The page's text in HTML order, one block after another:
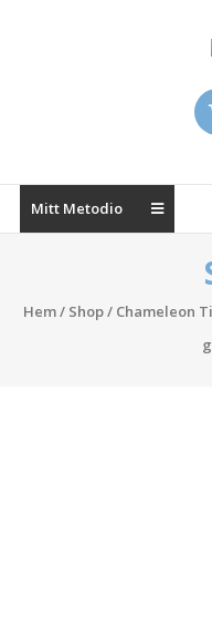
Management
Boards
Mitt Metodio
Hem/ Shop/ Chameleon